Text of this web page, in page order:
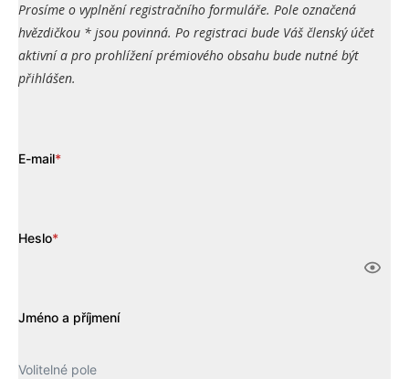
Prosíme o vyplnění registračního formuláře. Pole označená
hvězdičkou * jsou povinná. Po registraci bude Váš členský účet
aktivní a pro prohlížení prémiového obsahu bude nutné být
přihlášen.
E-mail*
Heslo*
Jméno a příjmení
Volitelné pole